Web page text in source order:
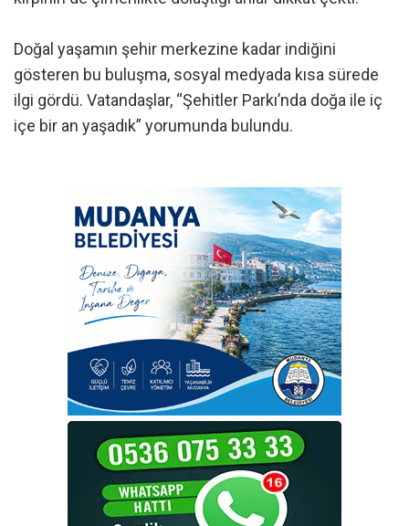
Doğal yaşamın şehir merkezine kadar indiğini
gösteren bu buluşma, sosyal medyada kısa sürede
ilgi gördü. Vatandaşlar, “Şehitler Parkı’nda doğa ile iç
içe bir an yaşadık” yorumunda bulundu.